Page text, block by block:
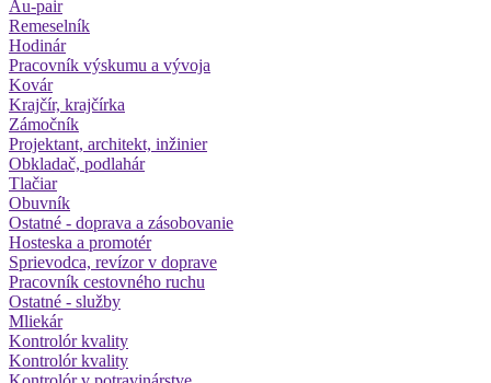
Au-pair
Remeselník
Hodinár
Pracovník výskumu a vývoja
Kovár
Krajčír, krajčírka
Zámočník
Projektant, architekt, inžinier
Obkladač, podlahár
Tlačiar
Obuvník
Ostatné - doprava a zásobovanie
Hosteska a promotér
Sprievodca, revízor v doprave
Pracovník cestovného ruchu
Ostatné - služby
Mliekár
Kontrolór kvality
Kontrolór kvality